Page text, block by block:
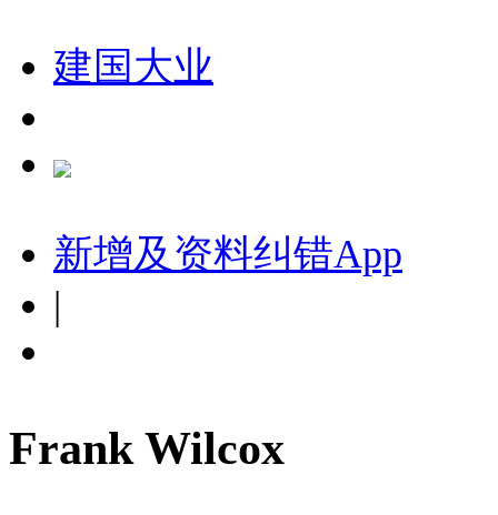
建国大业
新增及资料纠错App
|
Frank Wilcox